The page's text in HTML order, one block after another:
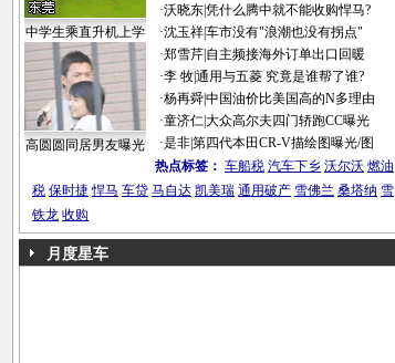
中学生乘直升机上学
高圆圆同居男友曝光
·沃晓东|凭什么腾中就不能收购悍马?
·沈玉祥|车市没有"浪潮也没有拐点"
·郑雪芹| 自主频接海外订单出口回暖
·李 牧|通用与五菱 究竟是谁帮了谁?
·杨再舜|中国油价比美国高的N多理由
·童济仁|大众高尔夫四门轿跑CC曝光
·是非|第四代本田CR-V描绘图曝光/图
热点标签： 车船税 汽车下乡 沃尔沃 燃油
税 保时捷 悍马 车贷 马自达 凯美瑞 通用破产 雪佛兰 桑塔纳 雪
铁龙 收购
月度星车